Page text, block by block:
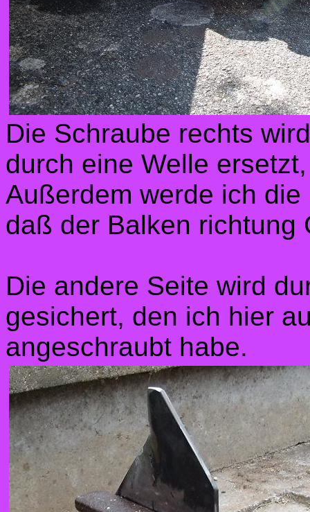
Die Schraube rechts
durch eine Welle
Außerdem werde ich
daß der Balken richtung
Die andere Seite wird
gesichert, den ich hier
angeschraubt habe.